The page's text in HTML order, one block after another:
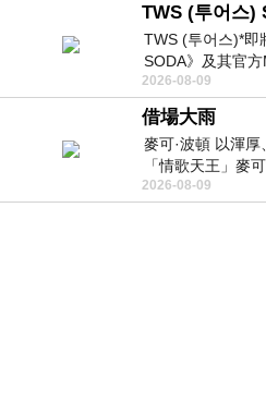
TWS (투어스)
TWS (투어스)*即
SODA》及其官
一經發布， 就引
2026-08-09
借場大雨
麥可·波頓 以渾
「情歌天王」麥
瘤「祈禱早日康
2026-08-09